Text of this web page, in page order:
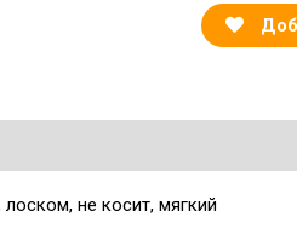
не косит, мягкий